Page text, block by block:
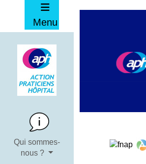
Menu
Qui sommes-
nous ?